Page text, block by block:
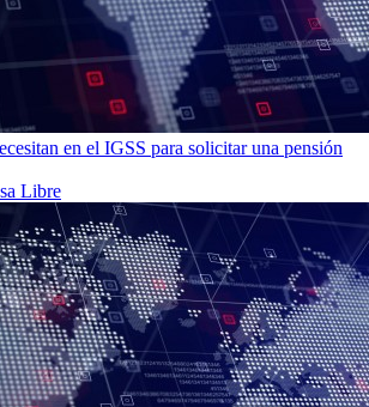
en el IGSS para solicitar una pensión
Libre